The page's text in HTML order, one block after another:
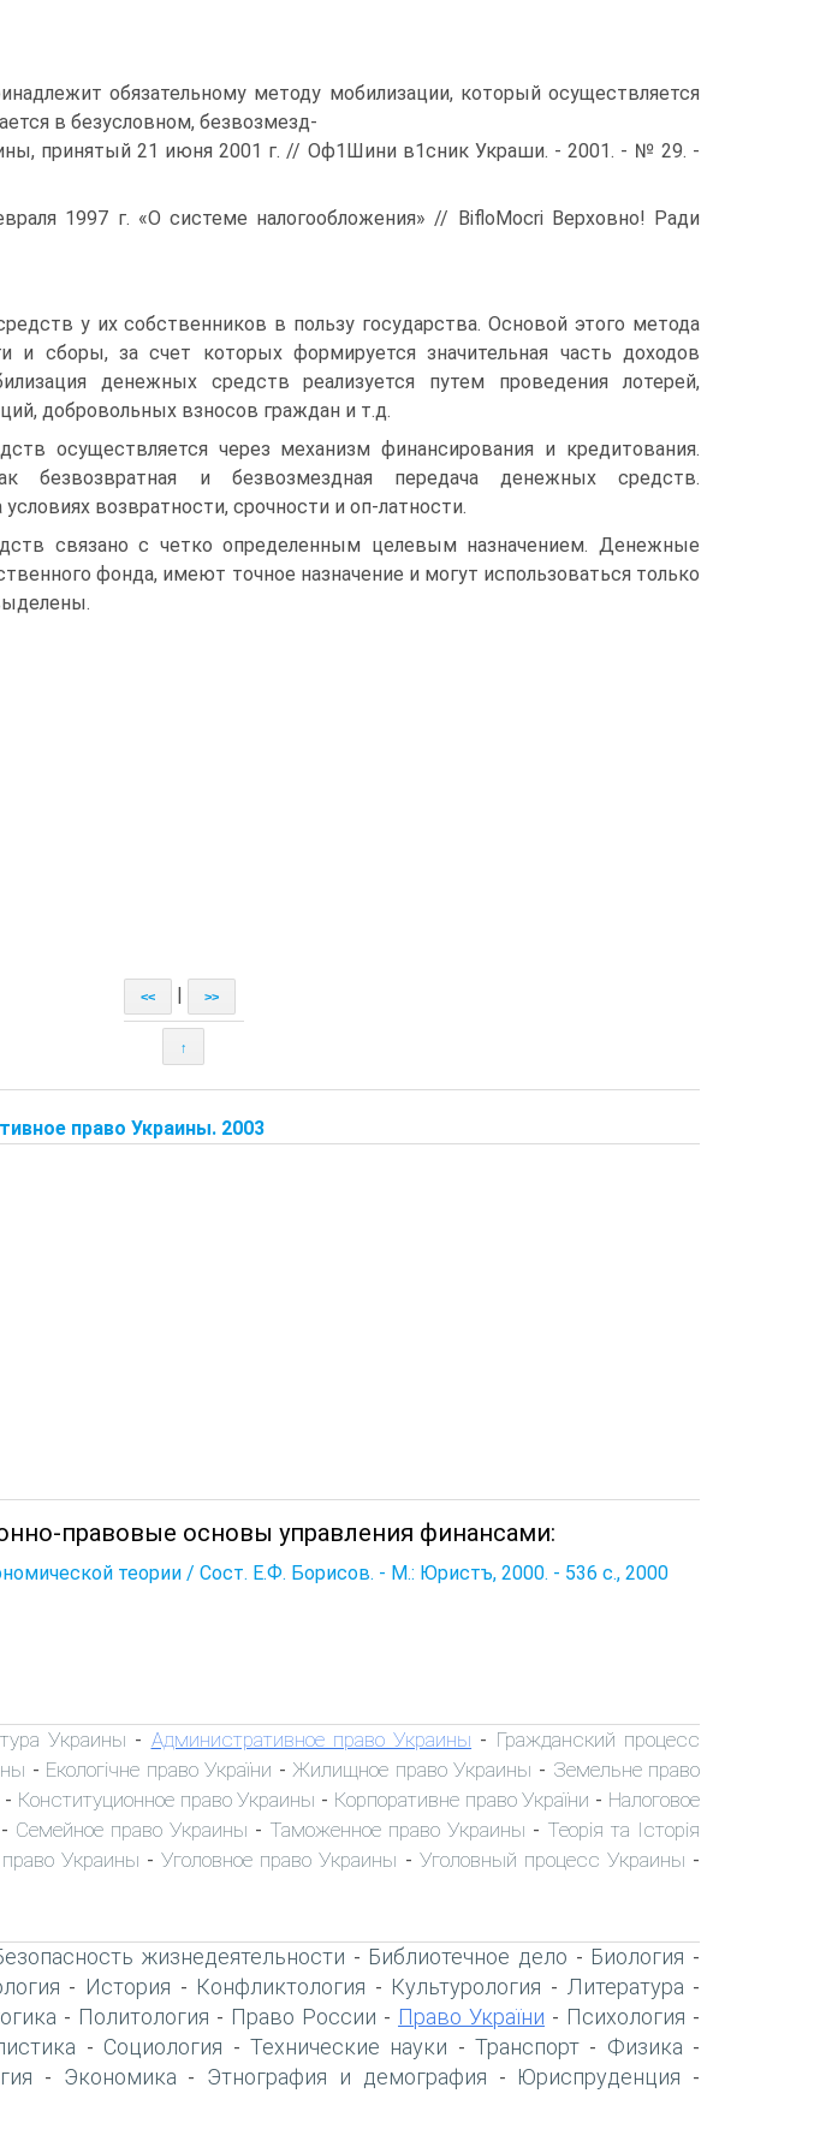
обязательному методу мобилизации, который осуществляется
в безусловном, безвозмезд-
принятый 21 июня 2001 г. // Оф1Шини в1сник Украши. - 2001. - № 29. -
1997 г. «О системе налогообложения» // BifloMocri Верховно! Ради
у их собственников в пользу государства. Основой этого метода
и сборы, за счет которых формируется значительная часть доходов
денежных средств реализуется путем проведения лотерей,
добровольных взносов граждан и т.д.
осуществляется через механизм финансирования и кредитования.
безвозвратная и безвозмездная передача денежных средств.
возвратности, срочности и оп-латности.
связано с четко определенным целевым назначением. Денежные
фонда, имеют точное назначение и могут использоваться только
<< >>
↑
право Украины. 2003
правовые основы управления финансами:
теории / Сост. Е.Ф. Борисов. - М.: Юристъ, 2000. - 536 с., 2000
Украины - Административное право Украины - Гражданский процесс
- Екологічне право України - Жилищное право Украины - Земельне право
- Конституционное право Украины - Корпоративне право України - Налоговое
- Семейное право Украины - Таможенное право Украины - Теорія та Історія
Украины -Уголовное право Украины - Уголовный процесс Украины -
жизнедеятельности - Библиотечное дело - Биология -
- История - Конфликтология - Культурология - Литература -
- Политология - Право России - Право України - Психология -
- Социология - Технические науки - Транспорт- Физика -
- Экономика - Этнография и демография - Юриспруденция -